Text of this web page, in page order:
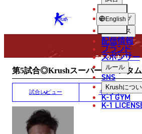
KRUSH English
ショップ
ニュース
配信情報
ブランド
スポンサー
ルール
SNS
Krushにつ
K-1 GYM
K-1
MATCH
試合結果
第5試合◎Krushスーパー・バンタ
試合レビュー ギャラリー